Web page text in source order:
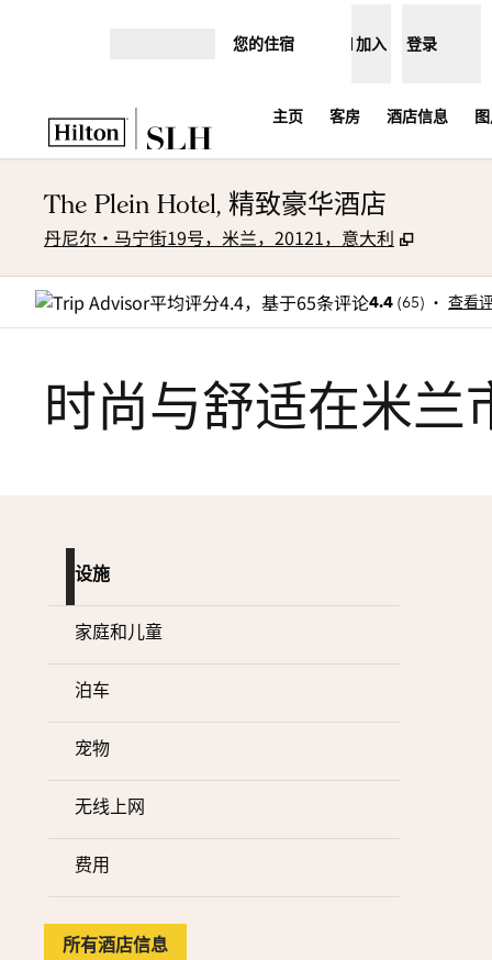
您的住宿 加入 登录
主页 客房 酒店信息
The Plein Hotel, 精致豪华酒店
丹尼尔·马宁街19号，米兰，20121，意大利 ,
4.4 (65) • 查看
时尚与舒适在米兰
设施
家庭和儿童
泊车
宠物
无线上网
费用
所有酒店信息